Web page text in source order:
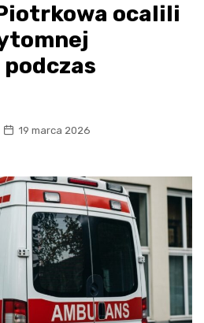
ocalili
19 marca 2026